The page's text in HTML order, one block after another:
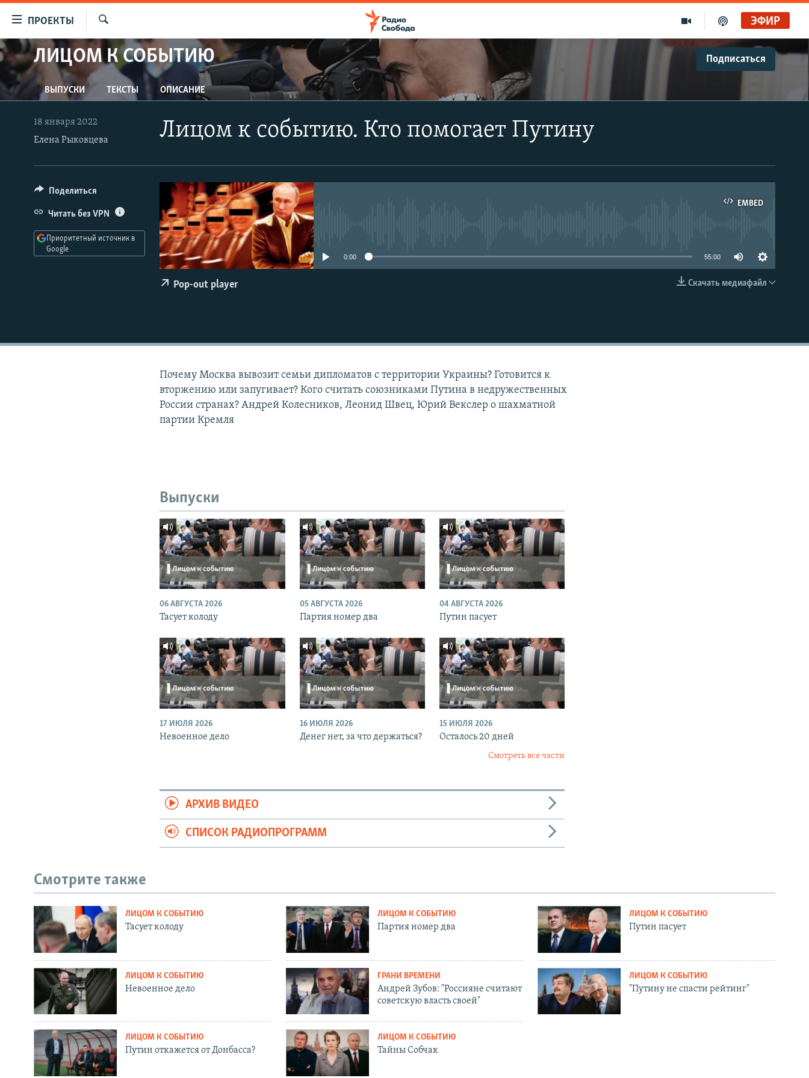
упрощенного
доступа
Вернуться
к
основному
содержанию
навигации
Вернутся
ПРОЕКТЫ
ПРОГРАММЫ
ПОДКАСТЫ
АВТОРСКИЕ ПРОЕКТЫ
ЦИТАТЫ СВОБОДЫ
МНЕНИЯ
КУЛЬТУРА
IDEL.РЕАЛИИ
КАВКАЗ.РЕАЛИИ
СЕВЕР.РЕАЛИИ
СИБИРЬ.РЕАЛИИ
Искать
ЭФИР
ЛИЦОМ К СОБЫТИЮ Подписаться
CastBox
ВЫПУСКИ ТЕКСТЫ ОПИСАНИЕ
Лицом к событию. Кто помогает Путину
18 января 2022
Елена Рыковцева
EMBED
EMBED
0:00 55:00
Скачать медиафайл
Pop-out player
Поделиться
Читать без VPN
Приоритетный источник в
Google
Почему Москва вывозит семьи дипломатов с территории Украины? Готовится к
вторжению или запугивает? Кого считать союзниками Путина в недружественных
России странах? Андрей Колесников, Леонид Швец, Юрий Векслер о шахматной
партии Кремля
Выпуски
06 АВГУСТА 2026
Тасует колоду
05 АВГУСТА 2026
Партия номер два
04 АВГУСТА 2026
Путин пасует
17 ИЮЛЯ 2026
Невоенное дело
16 ИЮЛЯ 2026
Денег нет, за что держаться?
15 ИЮЛЯ 2026
Осталось 20 дней
Смотреть все части
АРХИВ ВИДЕО
СПИСОК РАДИОПРОГРАММ
Смотрите также
ЛИЦОМ К СОБЫТИЮ
Тасует колоду
ЛИЦОМ К СОБЫТИЮ
Партия номер два
ЛИЦОМ К СОБЫТИЮ
Путин пасует
ЛИЦОМ К СОБЫТИЮ
Невоенное дело
ГРАНИ ВРЕМЕНИ
Андрей Зубов: "Россияне считают
советскую власть своей"
ЛИЦОМ К СОБЫТИЮ
"Путину не спасти рейтинг"
ЛИЦОМ К СОБЫТИЮ
Путин откажется от Донбасса?
ЛИЦОМ К СОБЫТИЮ
Тайны Собчак